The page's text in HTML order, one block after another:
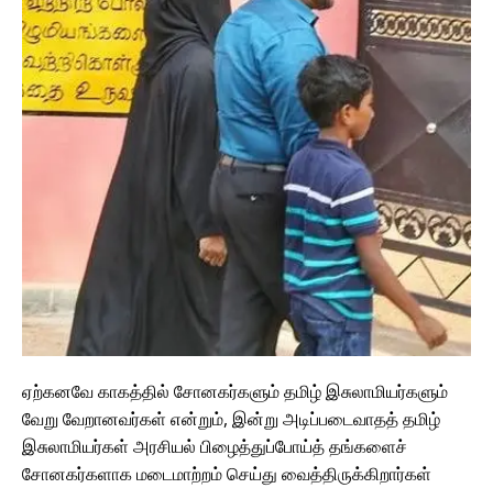
ஏற்கனவே காகத்தில் சோனகர்களும் தமிழ் இசுலாமியர்களும்
வேறு வேறானவர்கள் என்றும், இன்று அடிப்படைவாதத் தமிழ்
இசுலாமியர்கள் அரசியல் பிழைத்துப்போய்த் தங்களைச்
சோனகர்களாக மடைமாற்றம் செய்து வைத்திருக்கிறார்கள்